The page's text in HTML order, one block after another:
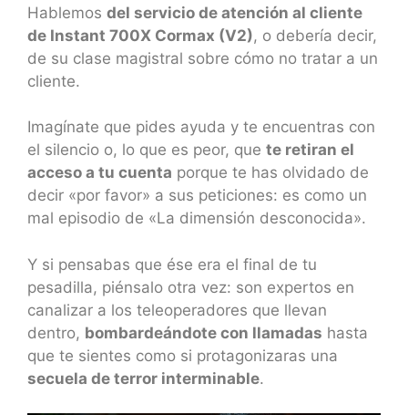
Hablemos del servicio de atención al cliente
de Instant 700X Cormax (V2), o debería decir,
de su clase magistral sobre cómo no tratar a un
cliente.
Imagínate que pides ayuda y te encuentras con
el silencio o, lo que es peor, que te retiran el
acceso a tu cuenta porque te has olvidado de
decir «por favor» a sus peticiones: es como un
mal episodio de «La dimensión desconocida».
Y si pensabas que ése era el final de tu
pesadilla, piénsalo otra vez: son expertos en
canalizar a los teleoperadores que llevan
dentro, bombardeándote con llamadas hasta
que te sientes como si protagonizaras una
secuela de terror interminable.